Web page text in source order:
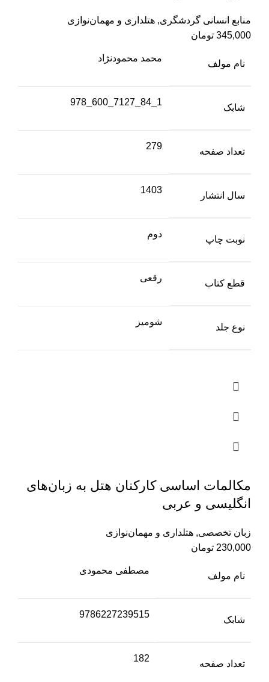
منابع انسانی گردشگری, هتلداری و مهمان‌نوازی
345,000 تومان
نام مولف
محمد محمودنژاد
شابک
1_84_7127_600_978
تعداد صفحه
279
سال انتشار
1403
نوبت چاپ
دوم
قطع کتاب
رقعی
نوع جلد
شومیز
مکالمات ‌اساسی کارکنان ‌هتل به‌ زبان‌‌های‌
انگلیسی ‌و ‌عربی
زبان تخصصی, هتلداری و مهمان‌نوازی
230,000 تومان
نام مولف
مصطفی محمودی
شابک
9786227239515
تعداد صفحه
182